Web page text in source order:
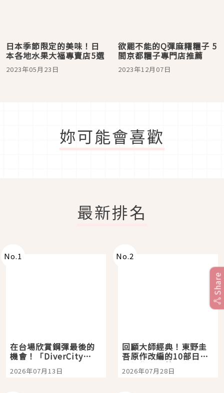
日本季節限定的美味！日
本各地水果大福專賣店5選
2023年05月23日
欲罷不能的Q彈麻糬糰子 5
間京都糰子專門店推薦
2023年12月07日
妳可能會喜歡
最新排名
No.1
在台場欣賞鋼彈最後的
機會！「DiverCity
Tokyo Plaza」搭船、
購物、美食及夜景，一
2026年07月13日
No.2
回顧大師經典！東野圭
吾原作改編的10部日本
影視作品推薦
2026年07月28日
Share